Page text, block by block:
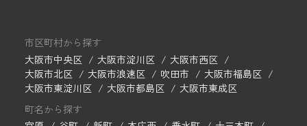
市区町村から探す
大阪市中央区
大阪市淀川区
大阪市西区
大阪市北区
大阪市浪速区 吹田市
大阪市福島区
大阪市東淀川区
大阪市都島区
大阪市東成区
町名から探す